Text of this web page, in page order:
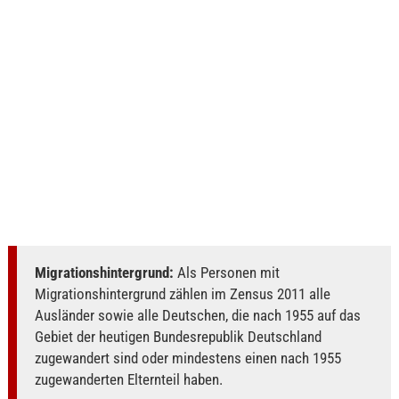
Migrationshintergrund: Als Personen mit
Migrationshintergrund zählen im Zensus 2011 alle
Ausländer sowie alle Deutschen, die nach 1955 auf das
Gebiet der heutigen Bundesrepublik Deutschland
zugewandert sind oder mindestens einen nach 1955
zugewanderten Elternteil haben.